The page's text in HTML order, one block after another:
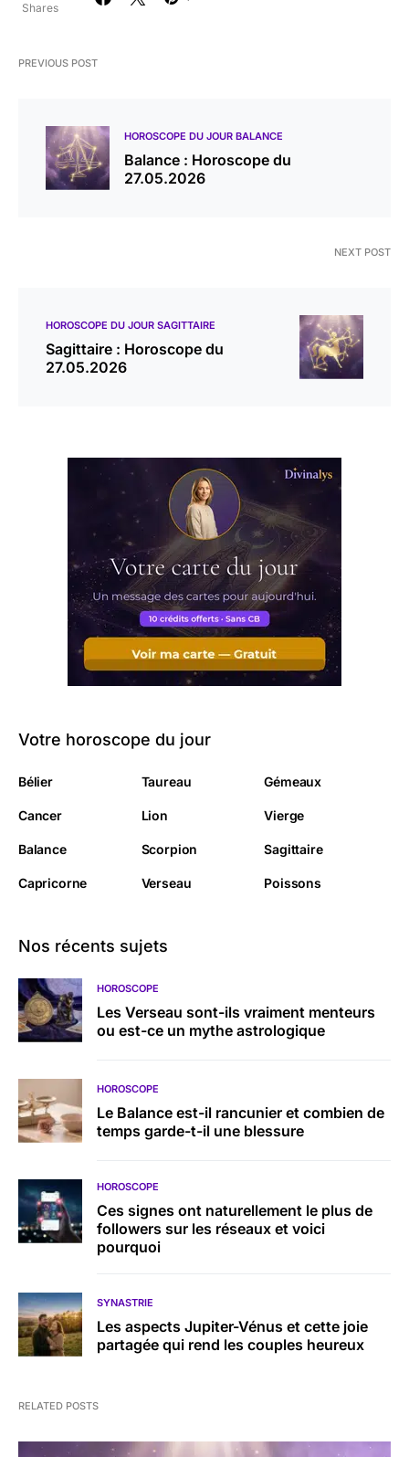
Shares
PREVIOUS POST
HOROSCOPE DU JOUR BALANCE
Balance : Horoscope du
27.05.2026
NEXT POST
HOROSCOPE DU JOUR SAGITTAIRE
Sagittaire : Horoscope du
27.05.2026
Votre horoscope du jour
Bélier Taureau Gémeaux
Cancer Lion Vierge
Balance Scorpion Sagittaire
Capricorne Verseau Poissons
Nos récents sujets
HOROSCOPE
Les Verseau sont-ils vraiment menteurs
ou est-ce un mythe astrologique
HOROSCOPE
Le Balance est-il rancunier et combien de
temps garde-t-il une blessure
HOROSCOPE
Ces signes ont naturellement le plus de
followers sur les réseaux et voici
pourquoi
SYNASTRIE
Les aspects Jupiter-Vénus et cette joie
partagée qui rend les couples heureux
RELATED POSTS